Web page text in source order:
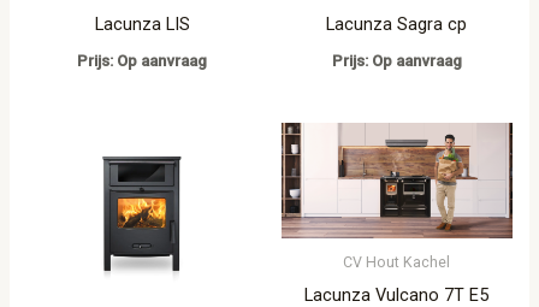
Lacunza LIS
Prijs: Op aanvraag
Lacunza Sagra cp
Prijs: Op aanvraag
CV Hout Kachel
Lacunza Vulcano 7T E5